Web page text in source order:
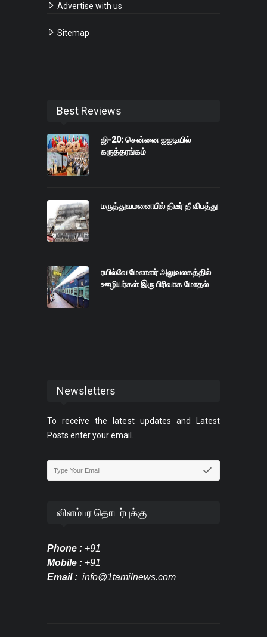
Advertise with us
Sitemap
Best Reviews
ஜி-20: சென்னை ஐஐடியில்
கருத்தரங்கம்
மருத்துவமனையில் திடீர் தீ விபத்து
ரயில்வே மேலாளர் அலுவலகத்தில்
ஊழியர்கள் இரு பிரிவாக மோதல்
Newsletters
To receive the latest updates and Latest
Posts enter your email.
விளம்பர தொடர்புக்கு
Phone : +91
Mobile : +91
Email : info@1tamilnews.com